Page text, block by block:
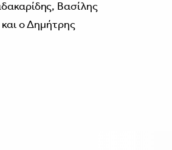
Βασίλης
ο Δημήτρης